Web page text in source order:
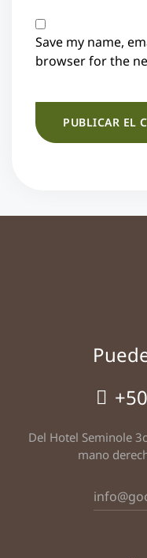
Save my name,
browser for the
Del Hotel Seminole
mano